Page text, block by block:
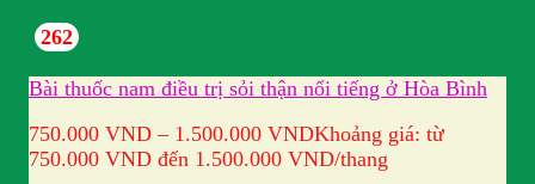
262
Bài thuốc nam điều trị sỏi thận nổi tiếng ở Hòa Bình
750.000 VND – 1.500.000 VNDKhoảng giá: từ
750.000 VND đến 1.500.000 VND/thang